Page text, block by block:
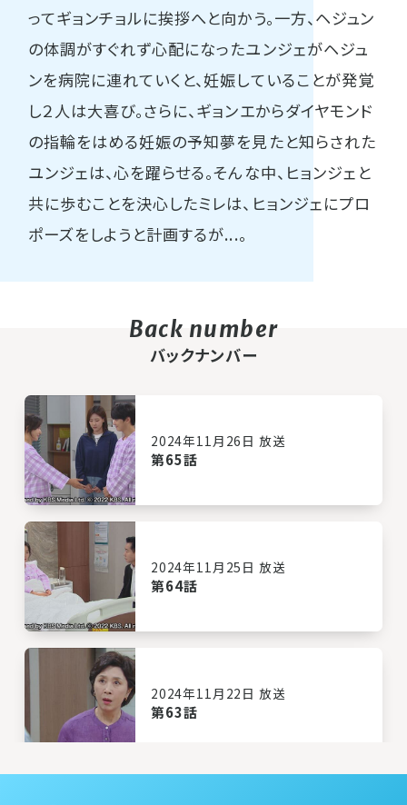
ってギョンチョルに挨拶へと向かう。一方、ヘジュン
の体調がすぐれず心配になったユンジェがヘジュ
ンを病院に連れていくと、妊娠していることが発覚
し２人は大喜び。さらに、ギョンエからダイヤモンド
の指輪をはめる妊娠の予知夢を見たと知らされた
ユンジェは、心を躍らせる。そんな中、ヒョンジェと
共に歩むことを決心したミレは、ヒョンジェにプロ
ポーズをしようと計画するが...。
バックナンバー
2024年11月26日 放送
第65話
2024年11月25日 放送
第64話
2024年11月22日 放送
第63話